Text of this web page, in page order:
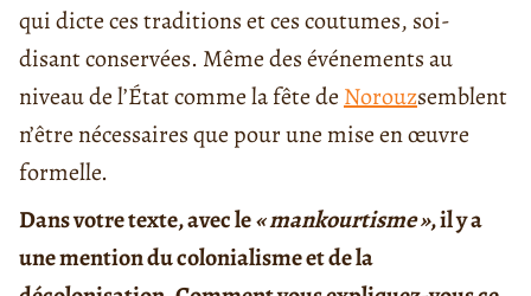
qui dicte ces traditions et ces coutumes, soi-
disant conservées. Même des événements au
niveau de l’État comme la fête de Norouzsemblent
n’être nécessaires que pour une mise en œuvre
formelle.
Dans votre texte, avec le« mankourtisme », il y a
une mention du colonialisme et de la